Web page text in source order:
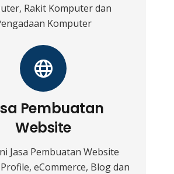
Rakit Komputer dan
Komputer
Pembuatan
Website
Jasa Pembuatan Website
eCommerce, Blog dan